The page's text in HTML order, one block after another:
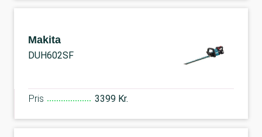
Makita
DUH602SF
Pris 3399 Kr.